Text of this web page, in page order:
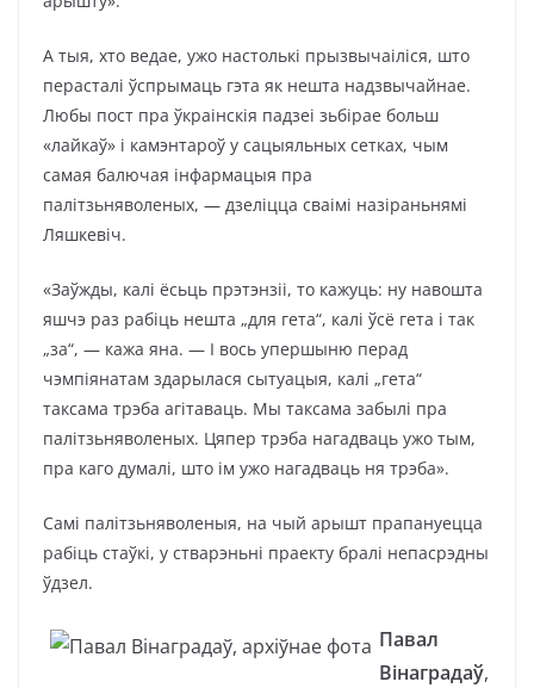
А тыя, хто ведае, ужо настолькі прызвычаіліся, што
перасталі ўспрымаць гэта як нешта надзвычайнае.
Любы пост пра ўкраінскія падзеі зьбірае больш
«лайкаў» і камэнтароў у сацыяльных сетках, чым
самая балючая інфармацыя пра
палітзьняволеных, — дзеліцца сваімі назіраньнямі
Ляшкевіч.
«Заўжды, калі ёсьць прэтэнзіі, то кажуць: ну навошта
яшчэ раз рабіць нешта „для гета“, калі ўсё гета і так
„за“, — кажа яна. — І вось упершыню перад
чэмпіянатам здарылася сытуацыя, калі „гета“
таксама трэба агітаваць. Мы таксама забылі пра
палітзьняволеных. Цяпер трэба нагадваць ужо тым,
пра каго думалі, што ім ужо нагадваць ня трэба».
Самі палітзьняволеныя, на чый арышт прапануецца
рабіць стаўкі, у стварэньні праекту бралі непасрэдны
ўдзел.
Павал
Вінаградаў,